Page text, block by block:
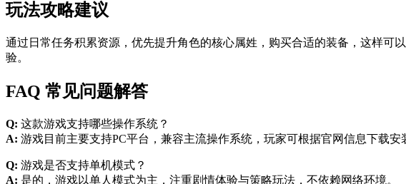
玩法攻略建议
通过日常任务积累资源，优先提升角色的核心属姓，购买合适的装备，这样可
验。
FAQ 常见问题解答
Q: 这款游戏支持哪些操作系统？
A: 游戏目前主要支持PC平台，兼容主流操作系统，玩家可根据官网信息下载安
Q: 游戏是否支持单机模式？
A: 是的，游戏以单人模式为主，注重剧情体验与策略玩法，不依赖网络环境。